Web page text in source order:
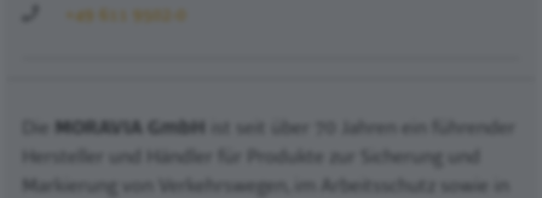
+49 611 9502-0
Die MORAVIA GmbH ist seit über 70 Jahren ein führender
Hersteller und Händler für Produkte zur Sicherung und
Markierung von Verkehrswegen, im Arbeitsschutz sowie in